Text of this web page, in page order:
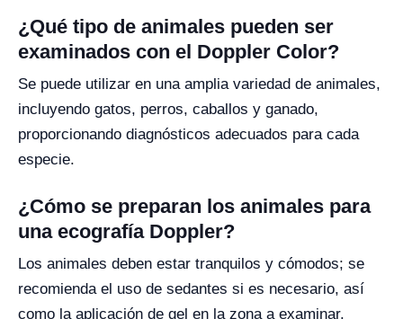
¿Qué tipo de animales pueden ser
examinados con el Doppler Color?
Se puede utilizar en una amplia variedad de animales,
incluyendo gatos, perros, caballos y ganado,
proporcionando diagnósticos adecuados para cada
especie.
¿Cómo se preparan los animales para
una ecografía Doppler?
Los animales deben estar tranquilos y cómodos; se
recomienda el uso de sedantes si es necesario, así
como la aplicación de gel en la zona a examinar.